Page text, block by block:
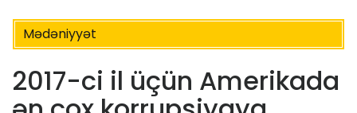
Mədəniyyət
2017-ci il üçün Amerikada